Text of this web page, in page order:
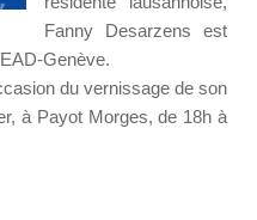
Fanny Desarzens est
Genève.
du vernissage de son
à Payot Morges, de 18h à